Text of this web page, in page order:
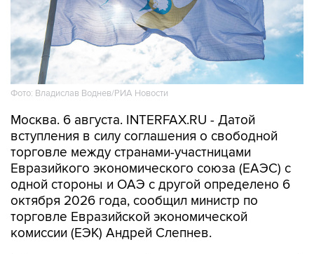
Фото: Владислав Воднев/РИА Новости
Москва. 6 августа. INTERFAX.RU - Датой
вступления в силу соглашения о свободной
торговле между странами-участницами
Евразийкого экономического союза (ЕАЭС) с
одной стороны и ОАЭ с другой определено 6
октября 2026 года, сообщил министр по
торговле Евразийской экономической
комиссии (ЕЭК) Андрей Слепнев.